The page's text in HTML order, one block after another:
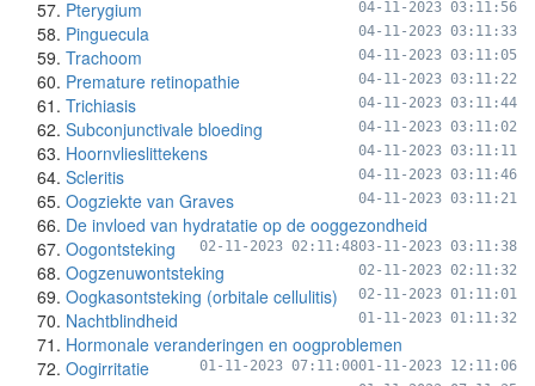
Pterygium 04-11-2023 03:11:56
Pinguecula 04-11-2023 03:11:33
Trachoom 04-11-2023 03:11:05
Premature retinopathie 04-11-2023 03:11:22
Trichiasis 04-11-2023 03:11:44
Subconjunctivale bloeding 04-11-2023 03:11:02
Hoornvlieslittekens 04-11-2023 03:11:11
Scleritis 04-11-2023 03:11:46
Oogziekte van Graves 04-11-2023 03:11:21
De invloed van hydratatie op de ooggezondheid
03-11-2023 03:11:38
Oogontsteking 02-11-2023 02:11:48
Oogzenuwontsteking 02-11-2023 02:11:32
Oogkasontsteking (orbitale cellulitis) 02-11-2023 01:11:01
Nachtblindheid 01-11-2023 01:11:32
Hormonale veranderingen en oogproblemen
01-11-2023 12:11:06
Oogirritatie 01-11-2023 07:11:00